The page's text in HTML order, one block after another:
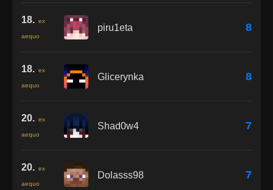
18. ex
aequo
piru1eta 8
18. ex
aequo
Glicerynka 8
20. ex
aequo
Shad0w4 7
20. ex
aequo
Dolasss98 7